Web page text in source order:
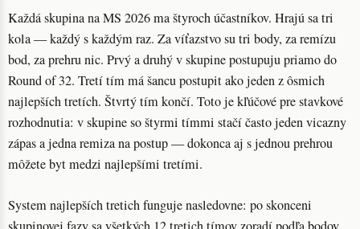
Každá skupina na MS 2026 ma štyroch účastníkov. Hrajú sa tri
kola — každý s každým raz. Za víťazstvo su tri body, za remízu
bod, za prehru nic. Prvý a druhý v skupine postupuju priamo do
Round of 32. Tretí tím má šancu postupit ako jeden z ôsmich
najlepších tretích. Štvrtý tím končí. Toto je kľúčové pre stavkové
rozhodnutia: v skupine so štyrmi tímmi stačí často jeden vicazny
zápas a jedna remiza na postup — dokonca aj s jednou prehrou
môžete byt medzi najlepšími tretími.
System najlepších tretich funguje nasledovne: po skonceni
skupinovej fazy sa všetkých 12 tretich tímov zoradí podľa bodov,